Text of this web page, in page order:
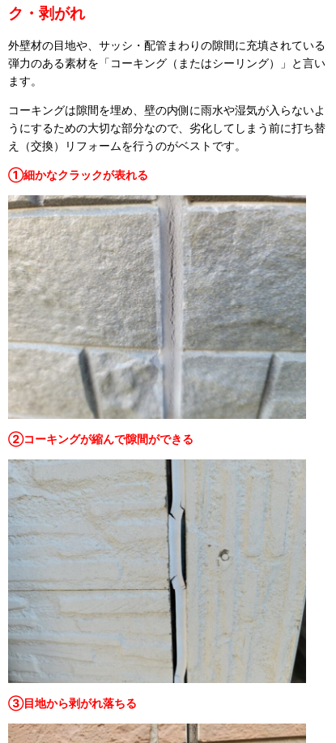
ク・剥がれ
外壁材の目地や、サッシ・配管まわりの隙間に充填されている
弾力のある素材を「コーキング（またはシーリング）」と言い
ます。
コーキングは隙間を埋め、壁の内側に雨水や湿気が入らないよ
うにするための大切な部分なので、劣化してしまう前に打ち替
え（交換）リフォームを行うのがベストです。
①細かなクラックが表れる
②コーキングが縮んで隙間ができる
③目地から剥がれ落ちる